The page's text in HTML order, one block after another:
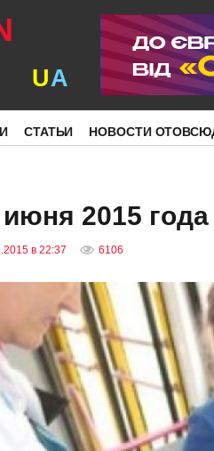
UA
СТАТЬИ НОВОСТИ
2015
в 22:37 6106